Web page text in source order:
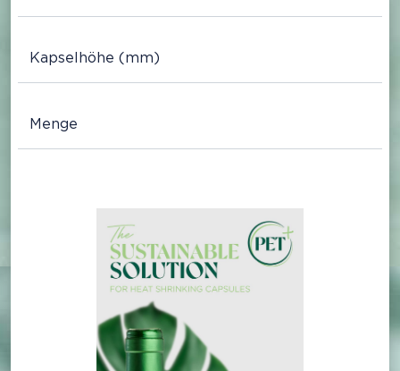
Kapselhöhe (mm)
Menge